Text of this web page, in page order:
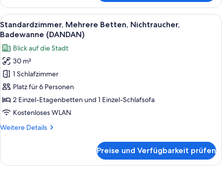
Zweibettzimmer,
Mehrere
Betten,
Nichtraucher,
Alle
Fotos
für
Standardzimmer,
Mehrere
Betten,
Nichtraucher,
Badewanne
(DANDAN)
Ein modernes Interieur mit
5
Standardzimmer, Mehrere Betten, Nichtraucher,
Badewanne (DANDAN)
Blick auf die Stadt
30 m²
1 Schlafzimmer
Platz für 6 Personen
2 Einzel-Etagenbetten und 1 Einzel-Schlafsofa
Kostenloses WLAN
Weitere Details
Weitere
Mehrere
Preise und Verfügbarkeit prüfen